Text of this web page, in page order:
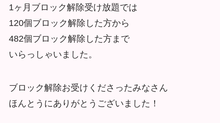
1ヶ月ブロック解除受け放題では
120個ブロック解除した方から
482個ブロック解除した方まで
いらっしゃいました。
ブロック解除お受けくださったみなさん
ほんとうにありがとうございました！